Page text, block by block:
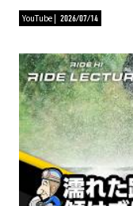
YouTube 2026/07/14